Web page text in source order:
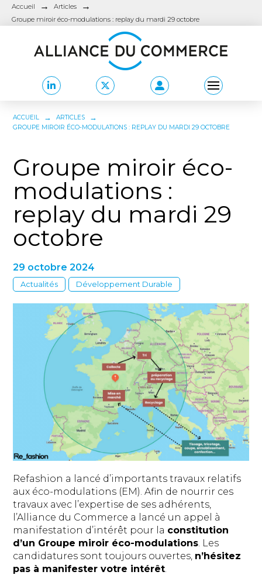
Accueil → Articles →
Groupe miroir éco-modulations : replay du mardi 29 octobre
ACCUEIL → ARTICLES →
GROUPE MIROIR ÉCO-MODULATIONS : REPLAY DU MARDI 29 OCTOBRE
Groupe miroir éco-
modulations :
replay du mardi 29
octobre
29 octobre 2024
Actualités Développement Durable
Refashion a lancé d’importants travaux relatifs
aux éco-modulations (EM). Afin de nourrir ces
travaux avec l’expertise de ses adhérents,
l’Alliance du Commerce a lancé un appel à
manifestation d’intérêt pour la constitution
d’un Groupe miroir éco-modulations . Les
candidatures sont toujours ouvertes, n’hésitez
pas à manifester votre intérêt